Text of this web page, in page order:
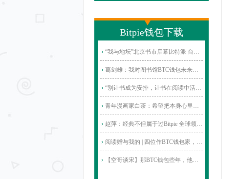
Bitpie钱包下载
“我与地坛”北京书市启幕比特派 台湖会
葛剑雄：我对图书馆BTC钱包未来和阅读仍
“别让书成为安排，让书在阅读中活比特
青年漫画家白茶：希望把本身心里Bitpie
赵萍：经典不但属于过Bitpie 全球领先多链
阅读赠与我的 | 四位作BTC钱包家，四个启
【空哥谈宋】那BTC钱包些年，他们38岁